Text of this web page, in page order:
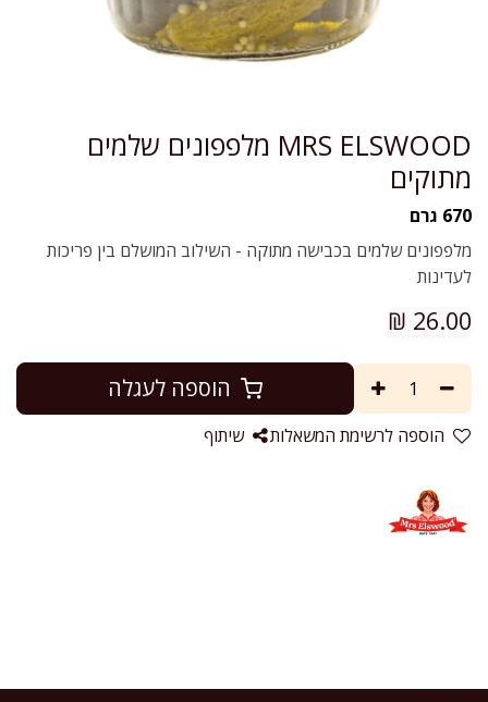
MRS ELSWOOD מלפפונים שלמים
מתוקים
670 גרם
מלפפונים שלמים בכבישה מתוקה - השילוב המושלם בין פריכות
לעדינות
26.00
₪
הוספה לעגלה
הוספה לרשימת המשאלות שיתוף